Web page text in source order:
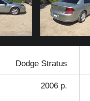
Dodge Stratus
2006 р.